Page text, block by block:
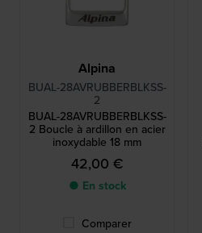
Alpina
BUAL-28AVRUBBERBLKSS-
2
BUAL-28AVRUBBERBLKSS-
2 Boucle à ardillon en acier
inoxydable 18 mm
42,00 €
● En stock
Comparer